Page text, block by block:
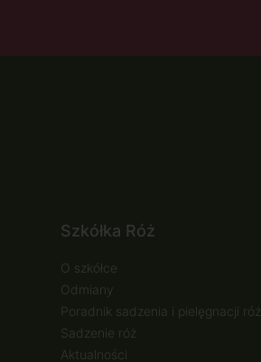
Szkółka Róż
O szkółce
Odmiany
Poradnik sadzenia i pielęgnacji róż
Sadzenie róż
Aktualności